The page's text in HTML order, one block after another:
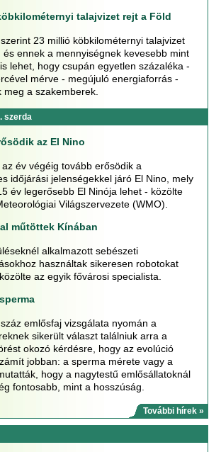
talajvizet rejt a Föld
23 millió köbkilométernyi talajvizet
és ennek a mennyiségnek kevesebb mint
lehet, hogy csupán egyetlen százaléka -
mérve - megújuló energiaforrás -
meg a szakemberek.
szerda
az El Nino
év végéig tovább erősödik a
időjárási jelenségekkel járó El Nino, mely
év legerősebb El Ninója lehet - közölte
Világszervezete (WMO).
műtöttek Kínában
alkalmazott sebészeti
használtak sikeresen robotokat
az egyik fővárosi specialista.
emlősfaj vizsgálata nyomán a
sikerült választ találniuk arra a
okozó kérdésre, hogy az evolúció
jobban: a sperma mérete vagy a
hogy a nagytestű emlősállatoknál
fontosabb, mint a hosszúság.
További hírek »